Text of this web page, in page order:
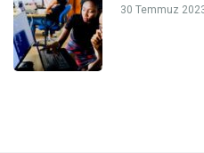
30 Temmuz